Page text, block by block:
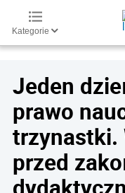
Kategorie
Jeden
prawo
trzynastki.
przed